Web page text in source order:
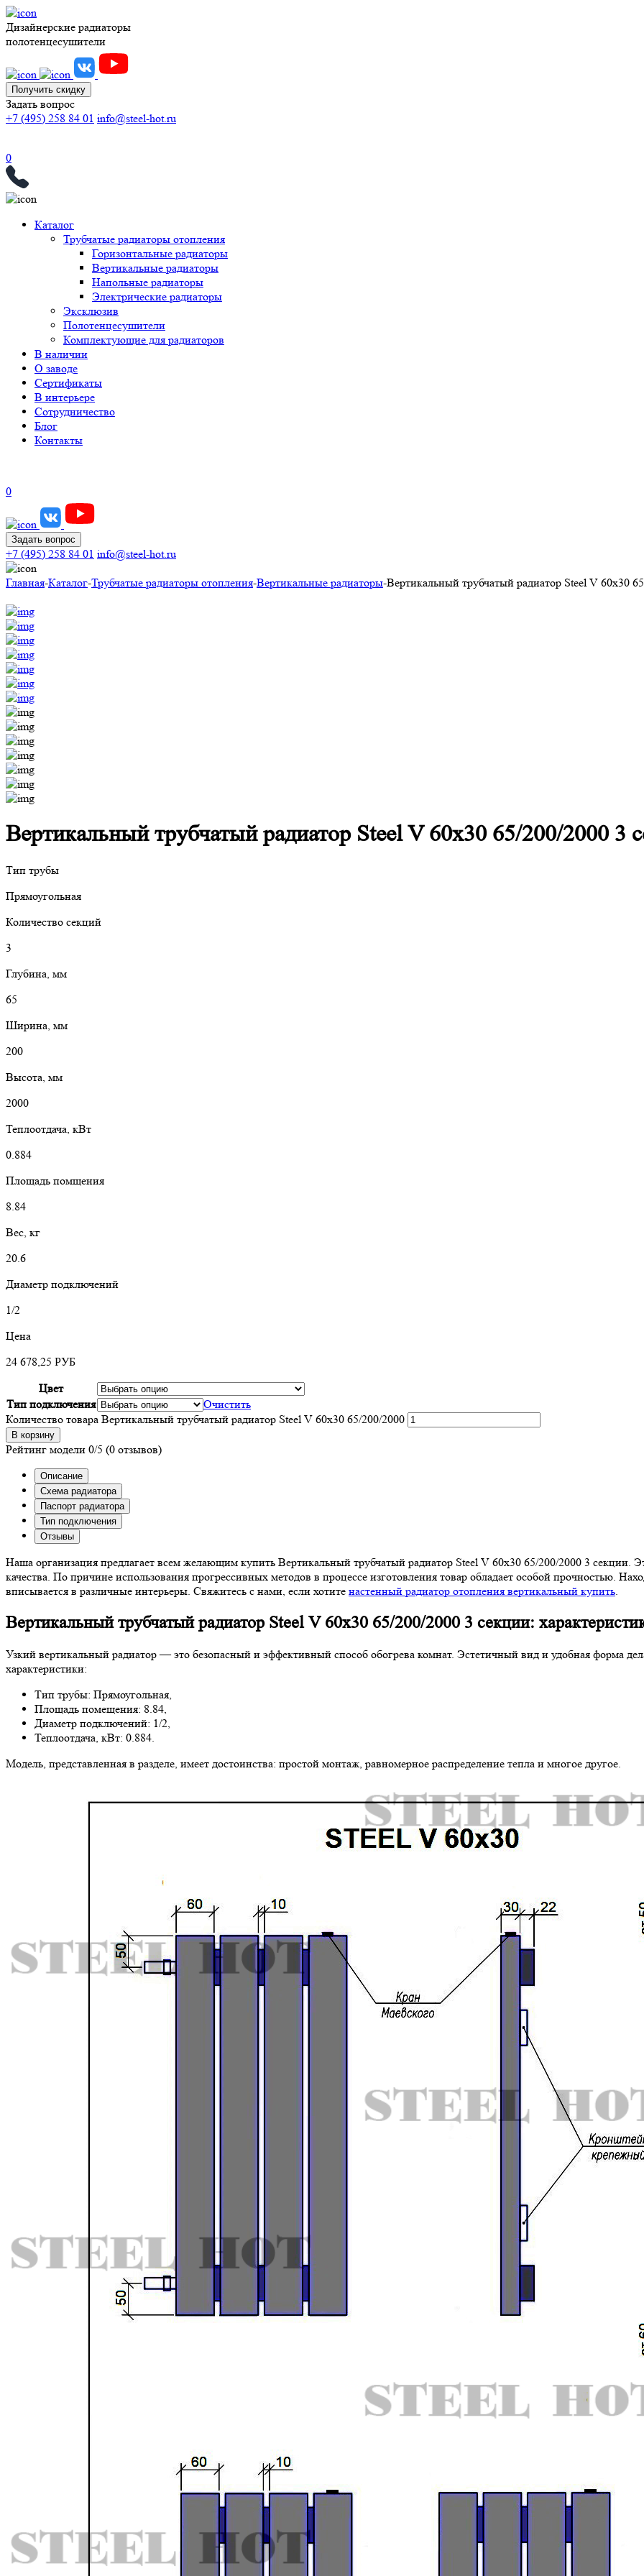
Дизайнерские радиаторы
полотенцесушители
Получить скидку
Задать вопрос
+7 (495) 258 84 01 info@steel-hot.ru
0
Каталог
Трубчатые радиаторы отопления
Горизонтальные радиаторы
Вертикальные радиаторы
Напольные радиаторы
Электрические радиаторы
Эксклюзив
Полотенцесушители
Комплектующие для радиаторов
В наличии
О заводе
Сертификаты
В интерьере
Сотрудничество
Блог
Контакты
0
Задать вопрос
+7 (495) 258 84 01 info@steel-hot.ru
Главная-Каталог-Трубчатые радиаторы отопления-Вертикальные радиаторы-Вертикальный трубчатый радиатор Steel V 60х30
Вертикальный трубчатый радиатор Steel V 60х30 65/200/2000 3
Тип трубы
Прямоугольная
Количество секций
3
Глубина, мм
65
Ширина, мм
200
Высота, мм
2000
Теплоотдача, кВт
0.884
Площадь помщения
8.84
Вес, кг
20.6
Диаметр подключений
1/2
Цена
24 678,25 РУБ
Цвет
Тип подключения
Очистить
Количество товара Вертикальный трубчатый радиатор Steel V 60х30 65/200/2000
В корзину
Рейтинг модели 0/5 (0 отзывов)
Описание
Схема радиатора
Паспорт радиатора
Тип подключения
Отзывы
Наша организация предлагает всем желающим купить Вертикальный трубчатый радиатор Steel V 60х30 65/200/2000 3 секции.
качества. По причине использования прогрессивных методов в процессе изготовления товар обладает особой прочностью.
вписывается в различные интерьеры. Свяжитесь с нами, если хотите настенный радиатор отопления вертикальный купить
Вертикальный трубчатый радиатор Steel V 60х30 65/200/2000 3 секции:
Узкий вертикальный радиатор — это безопасный и эффективный способ обогрева комнат. Эстетичный вид и удобная форма
характеристики:
Тип трубы: Прямоугольная,
Площадь помещения: 8.84,
Диаметр подключений: 1/2,
Теплоотдача, кВт: 0.884.
Модель, представленная в разделе, имеет достоинства: простой монтаж, равномерное распределение тепла и многое другое.